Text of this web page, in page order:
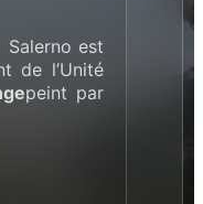
Salerno est
de l’Unité
peint par